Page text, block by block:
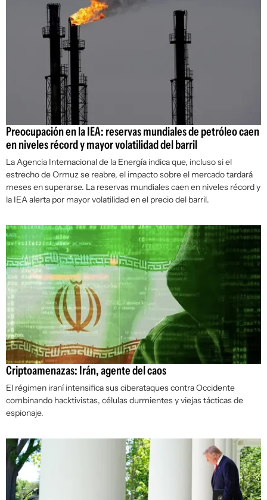
Preocupación en la IEA: reservas mundiales de petróleo caen
en niveles récord y mayor volatilidad del barril
La Agencia Internacional de la Energía indica que, incluso si el
estrecho de Ormuz se reabre, el impacto sobre el mercado tardará
meses en superarse. La reservas mundiales caen en niveles récord y
la IEA alerta por mayor volatilidad en el precio del barril.
Criptoamenazas: Irán, agente del caos
El régimen iraní intensifica sus ciberataques contra Occidente
combinando hacktivistas, células durmientes y viejas tácticas de
espionaje.